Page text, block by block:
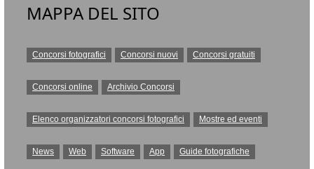
MAPPA DEL SITO
Concorsi fotografici Concorsi nuovi Concorsi gratuiti
Concorsi online Archivio Concorsi
Elenco organizzatori concorsi fotografici Mostre ed eventi
News Web Software App Guide fotografiche